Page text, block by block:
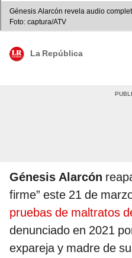
Génesis Alarcón revela audio
Foto: captura/ATV
La República
Génesis Alarcón
firme” este 21 de
pruebas de maltratos
denunciado en 2021
expareja y madre de